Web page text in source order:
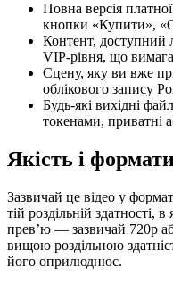
Повна версія
кнопки «Купити»,
Контент, доступний
VIP-рівня, що
Сцену, яку ви вже
облікового запису
Будь-які вихідні
токенами, приватні
Якість і
Зазвичай це відео у
тій роздільній здатності,
прев’ю — зазвичай 720p
вищою роздільною
його оприлюднює.